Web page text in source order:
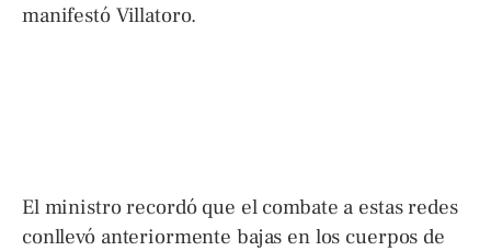
manifestó Villatoro.
El ministro recordó que el combate a estas redes
conllevó anteriormente bajas en los cuerpos de